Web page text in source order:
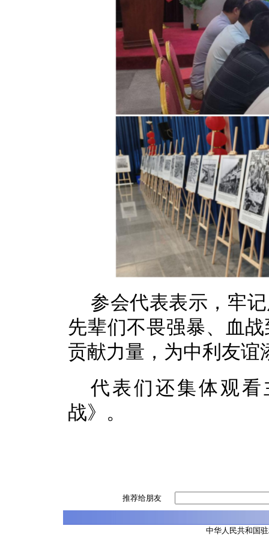
参会代表表示，牢
先辈们不畏强暴、血
贡献力量，为中利友谊
代表们还集体观
战》。
推荐给朋友
中华人民共和国